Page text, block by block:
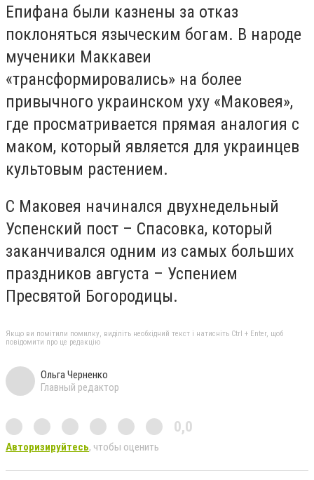
Епифана были казнены за отказ
поклоняться языческим богам. В народе
мученики Маккавеи
«трансформировались» на более
привычного украинском уху «Маковея»,
где просматривается прямая аналогия с
маком, который является для украинцев
культовым растением.
С Маковея начинался двухнедельный
Успенский пост – Спасовка, который
заканчивался одним из самых больших
праздников августа – Успением
Пресвятой Богородицы.
Якщо ви помітили помилку, виділіть необхідний текст і натисніть Ctrl + Enter, щоб
повідомити про це редакцію
Ольга Черненко
Главный редактор
0,0
Авторизируйтесь, чтобы оценить